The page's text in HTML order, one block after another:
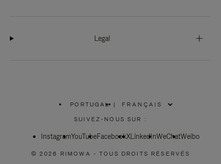
Legal
PORTUGAL
SÉLECTIONNEZ
VOTRE
|
SUIVEZ-NOUS SUR :
InstagramYouTubeFacebookXLinkedInWeChatWeibo
© 2026 RIMOWA - TOUS DROITS RÉSERVÉS